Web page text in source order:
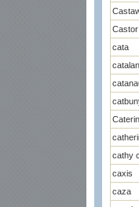
Castor
cata
cathy
caxis
caza